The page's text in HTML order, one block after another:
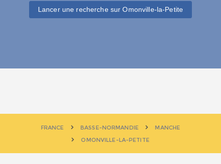
Lancer une recherche sur Omonville-la-Petite
FRANCE BASSE-NORMANDIE
MANCHE
OMONVILLE-LA-PETITE